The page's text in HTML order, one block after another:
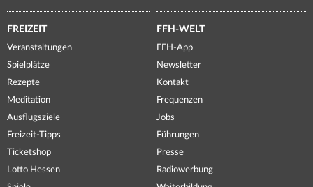
FREIZEIT
Veranstaltungen
Spielplätze
Rezepte
Meditation
Ausflugsziele
Freizeit-Tipps
Ticketshop
Lotto Hessen
FFH-WELT
FFH-App
Newsletter
Kontakt
Frequenzen
Jobs
Führungen
Presse
Radiowerbung